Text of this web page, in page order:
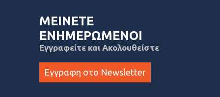
ΜΕΙΝΕΤΕ
ΕΝΗΜΕΡΩΜΕΝΟΙ
Εγγραφείτε και Ακολουθείστε
Εγγραφη στο Newsletter